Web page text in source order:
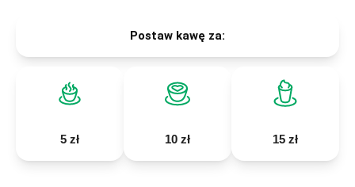
Postaw kawę za:
5 zł 10 zł 15 zł